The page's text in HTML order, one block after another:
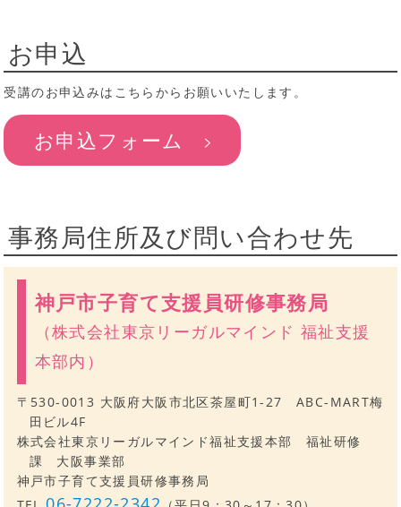
お申込
受講のお申込みはこちらからお願いいたします。
お申込フォーム
事務局住所及び問い合わせ先
神戸市子育て支援員研修事務局
（株式会社東京リーガルマインド 福祉支援
本部内）
〒530-0013 大阪府大阪市北区茶屋町1-27 ABC-MART梅
田ビル4F
株式会社東京リーガルマインド福祉支援本部 福祉研修
課 大阪事業部
神戸市子育て支援員研修事務局